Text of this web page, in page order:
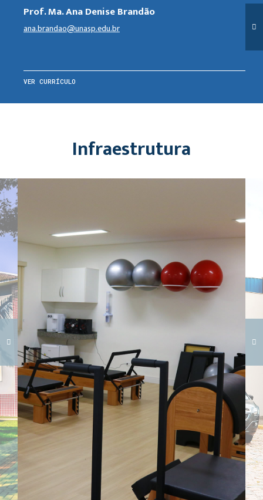
Prof. Ma. Ana Denise Brandão
ana.brandao@unasp.edu.br
VER CURRÍCULO
Infraestrutura
Carregando galeria...